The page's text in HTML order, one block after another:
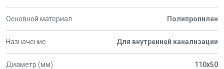
Основной материал Полипропилен
Назначение Для внутренней канализации
Диаметр (мм) 110x50